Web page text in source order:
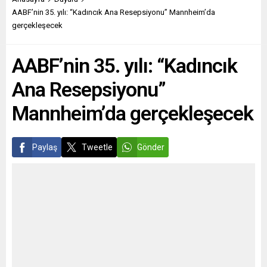
salgınında son durumu
değerlendirdi. Kluge, virüsün
kadar doğrulanan 1600’den
fazla...
289 kişi ve 70 kuruluş kaldığı
yasağı bulunuyor.
Suriye’de,...
AABF’nin 35. yılı: “Kadıncık Ana Resepsiyonu” Mannheim’da
gerçekleşecek
AABF’nin 35. yılı: “Kadıncık
Ana Resepsiyonu”
Mannheim’da gerçekleşecek
Paylaş Tweetle Gönder